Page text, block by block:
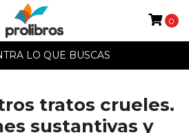
LO QUE BUSCAS
0
tratos crueles.
sustantivas y